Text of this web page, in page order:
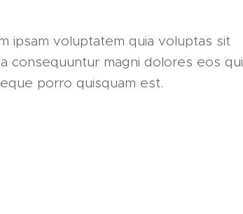
ipsam voluptatem quia voluptas sit
consequuntur magni dolores eos qui
porro quisquam est.